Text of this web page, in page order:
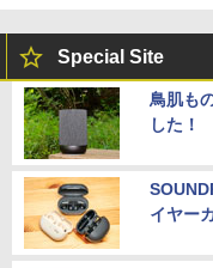
Special Site
鳥肌も
した！
イヤー